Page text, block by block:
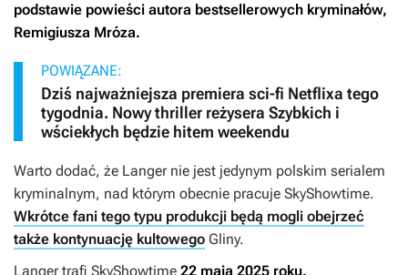
podstawie powieści autora bestsellerowych kryminałów,
Remigiusza Mróza.
POWIĄZANE:
Dziś najważniejsza premiera sci-fi Netflixa tego
tygodnia. Nowy thriller reżysera Szybkich i
wściekłych będzie hitem weekendu
Warto dodać, że Langernie jest jedynym polskim serialem
kryminalnym, nad którym obecnie pracuje SkyShowtime.
Wkrótce fani tego typu produkcji będą mogli obejrzeć
także kontynuację kultowego Gliny.
Langertrafi SkyShowtime 22 maja 2025 roku.